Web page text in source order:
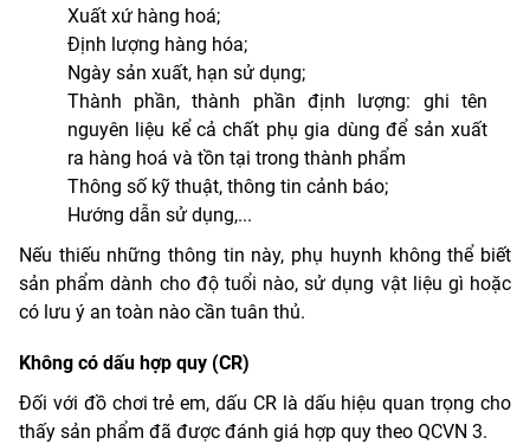
Xuất xứ hàng hoá;
Định lượng hàng hóa;
Ngày sản xuất, hạn sử dụng;
Thành phần, thành phần định lượng: ghi tên
nguyên liệu kể cả chất phụ gia dùng để sản xuất
ra hàng hoá và tồn tại trong thành phẩm
Thông số kỹ thuật, thông tin cảnh báo;
Hướng dẫn sử dụng,...
Nếu thiếu những thông tin này, phụ huynh không thể biết
sản phẩm dành cho độ tuổi nào, sử dụng vật liệu gì hoặc
có lưu ý an toàn nào cần tuân thủ.
Không có dấu hợp quy (CR)
Đối với đồ chơi trẻ em, dấu CR là dấu hiệu quan trọng cho
thấy sản phẩm đã được đánh giá hợp quy theo QCVN 3.